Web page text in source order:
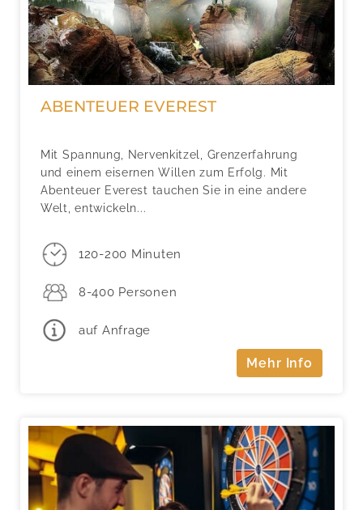
ABENTEUER EVEREST
Mit Spannung, Nervenkitzel, Grenzerfahrung
und einem eisernen Willen zum Erfolg. Mit
Abenteuer Everest tauchen Sie in eine andere
Welt, entwickeln...
120-200 Minuten
8-400 Personen
auf Anfrage
Mehr Info